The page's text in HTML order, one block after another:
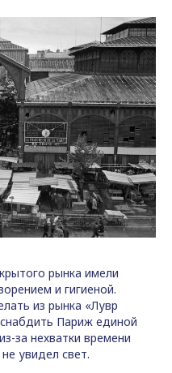
рынка имели
и гигиеной.
из рынка «Лувр
Париж единой
за нехватки времени
увидел свет.